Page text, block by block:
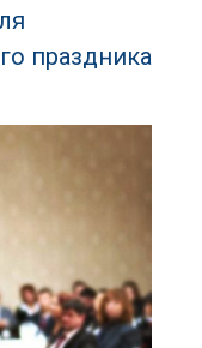
праздника